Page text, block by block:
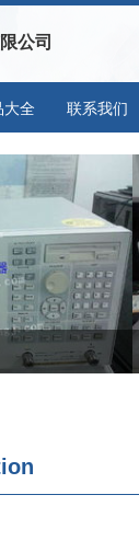
公司
大全 联系我们